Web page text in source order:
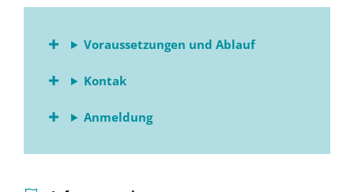
Voraussetzungen und Ablauf
Kontak
Anmeldung